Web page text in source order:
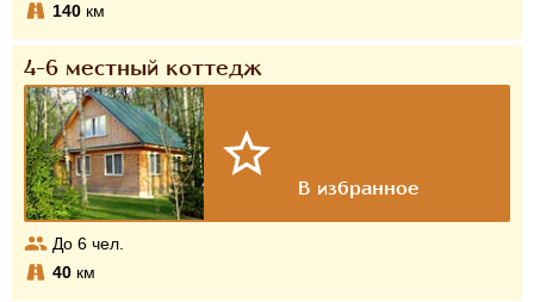
140 км
4-6 местный коттедж
До 6 чел.
40 км